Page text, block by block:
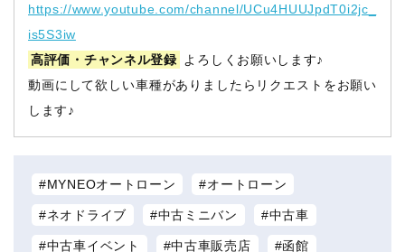
https://www.youtube.com/channel/UCu4HUUJpdT0i2jc_
is5S3iw
高評価・チャンネル登録
よろしくお願いします♪
動画にして欲しい車種がありましたらリクエストをお願い
します♪
MYNEOオートローン オートローン
ネオドライブ 中古ミニバン 中古車
中古車イベント 中古車販売店 函館